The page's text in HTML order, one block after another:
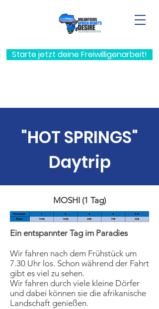
Starte jetzt deine Freiwilligenarbeit!
"HOT SPRINGS"
Daytrip
MOSHI (1 Tag)
Ein entspannter Tag im Paradies
Wir fahren nach dem Frühstück um
7.30 Uhr los. Schon während der Fahrt
gibt es viel zu sehen.
Wir fahren durch viele kleine Dörfer
und dabei können sie die afrikanische
Landschaft genießen.